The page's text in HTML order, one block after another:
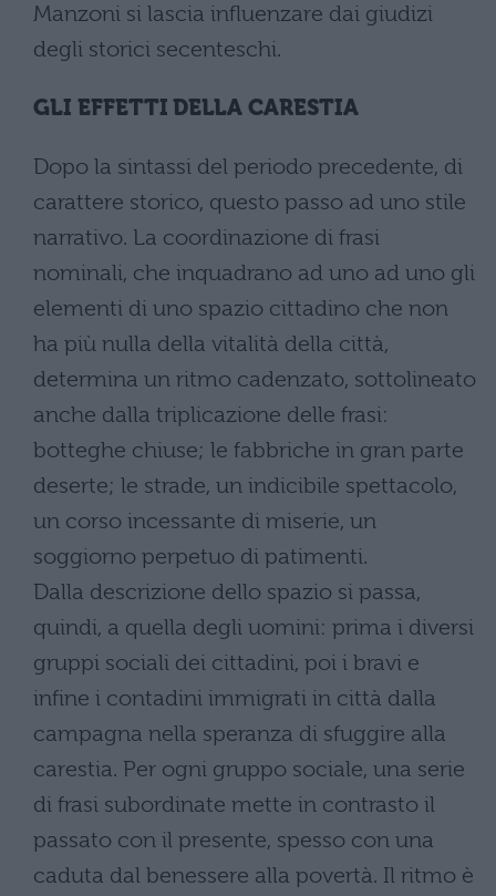
Manzoni si lascia influenzare dai giudizi
degli storici secenteschi.
GLI EFFETTI DELLA CARESTIA
Dopo la sintassi del periodo precedente, di
carattere storico, questo passo ad uno stile
narrativo. La coordinazione di frasi
nominali, che inquadrano ad uno ad uno gli
elementi di uno spazio cittadino che non
ha più nulla della vitalità della città,
determina un ritmo cadenzato, sottolineato
anche dalla triplicazione delle frasi:
botteghe chiuse; le fabbriche in gran parte
deserte; le strade, un indicibile spettacolo,
un corso incessante di miserie, un
soggiorno perpetuo di patimenti.
Dalla descrizione dello spazio si passa,
quindi, a quella degli uomini: prima i diversi
gruppi sociali dei cittadini, poi i bravi e
infine i contadini immigrati in città dalla
campagna nella speranza di sfuggire alla
carestia. Per ogni gruppo sociale, una serie
di frasi subordinate mette in contrasto il
passato con il presente, spesso con una
caduta dal benessere alla povertà. Il ritmo è